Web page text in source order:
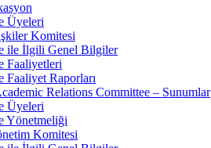
Üyeleri
Komitesi
ile İlgili Genel Bilgiler
Faaliyetleri
Faaliyet Raporları
Relations Committee – Sunumlar
Üyeleri
Yönetmeliği
Komitesi